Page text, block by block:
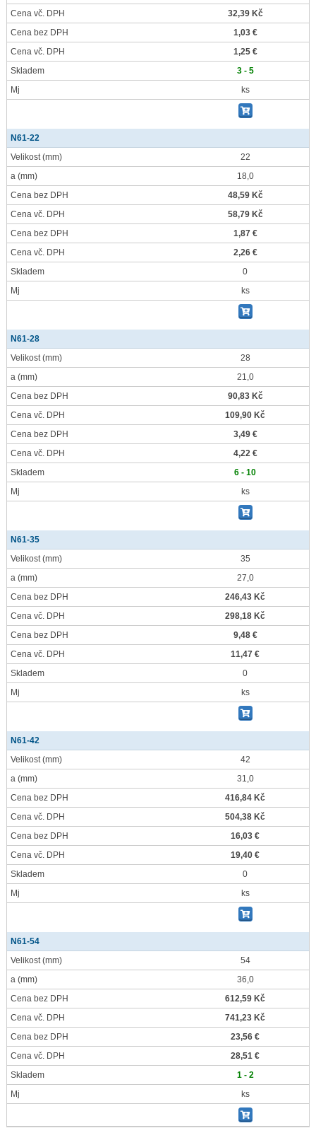
Cena vč. DPH
32,39 Kč
Cena bez DPH
1,03 €
Cena vč. DPH
1,25 €
Skladem
3 - 5
Mj
ks
N61-22
Velikost(mm)
22
a (mm)
18,0
Cena bez DPH
48,59 Kč
Cena vč. DPH
58,79 Kč
Cena bez DPH
1,87 €
Cena vč. DPH
2,26 €
Skladem
0
Mj
ks
N61-28
Velikost(mm)
28
a (mm)
21,0
Cena bez DPH
90,83 Kč
Cena vč. DPH
109,90 Kč
Cena bez DPH
3,49 €
Cena vč. DPH
4,22 €
Skladem
6 - 10
Mj
ks
N61-35
Velikost(mm)
35
a (mm)
27,0
Cena bez DPH
246,43 Kč
Cena vč. DPH
298,18 Kč
Cena bez DPH
9,48 €
Cena vč. DPH
11,47 €
Skladem
0
Mj
ks
N61-42
Velikost(mm)
42
a (mm)
31,0
Cena bez DPH
416,84 Kč
Cena vč. DPH
504,38 Kč
Cena bez DPH
16,03 €
Cena vč. DPH
19,40 €
Skladem
0
Mj
ks
N61-54
Velikost(mm)
54
a (mm)
36,0
Cena bez DPH
612,59 Kč
Cena vč. DPH
741,23 Kč
Cena bez DPH
23,56 €
Cena vč. DPH
28,51 €
Skladem
1 - 2
Mj
ks